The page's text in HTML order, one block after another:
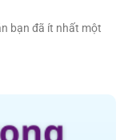
bạn đã ít nhất một